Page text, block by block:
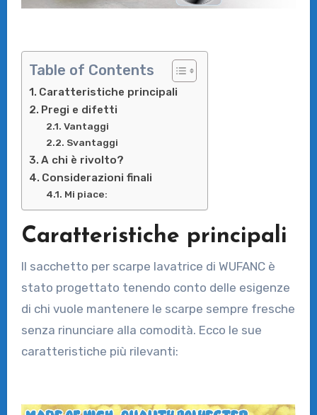
Table of Contents
Caratteristiche principali
Pregi e difetti
Vantaggi
Svantaggi
A chi è rivolto?
Considerazioni finali
Mi piace:
Caratteristiche principali
Il sacchetto per scarpe lavatrice di WUFANC è
stato progettato tenendo conto delle esigenze
di chi vuole mantenere le scarpe sempre fresche
senza rinunciare alla comodità. Ecco le sue
caratteristiche più rilevanti: